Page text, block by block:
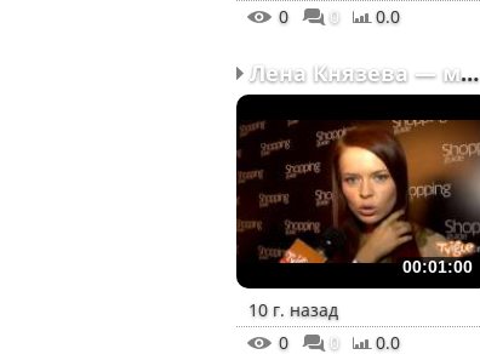
0
0 0.0
Лена Князева — милитари...
00:01:00
10 г. назад
0
0 0.0